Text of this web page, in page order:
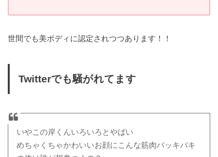
世間でも美ボディに認定されつつあります！！
Twitterでも騒がれてます
いやこの岸くんいろいろとやばい
めちゃくちゃかわいいお顔にこんな筋肉バッキバキ